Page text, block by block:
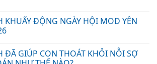
KHUẤY ĐỘNG NGÀY HỘI MOD YÊN
ĐÃ GIÚP CON THOÁT KHỎI NỖI SỢ